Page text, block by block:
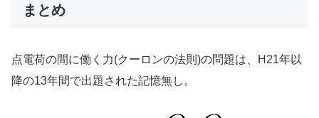
まとめ
点電荷の間に働く力(クーロンの法則)の問題は、H21年以
降の13年間で出題された記憶無し。